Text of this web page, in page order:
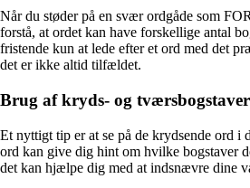
Når du støder på en svær ordgåde som
forstå, at ordet kan have forskellige antal
fristende kun at lede efter et ord med det
det er ikke altid tilfældet.
Brug af kryds- og tværsbogstaver
Et nyttigt tip er at se på de krydsende ord i
ord kan give dig hint om hvilke bogstaver
det kan hjælpe dig med at indsnævre dine